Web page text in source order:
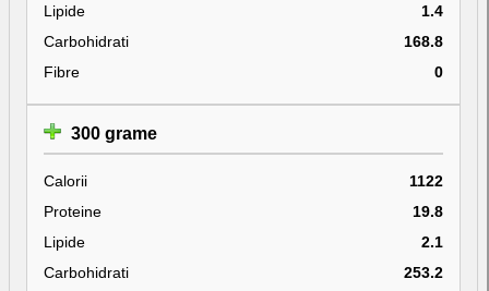
Lipide
1.4
Carbohidrati
168.8
Fibre
0
300 grame
Calorii
1122
Proteine
19.8
Lipide
2.1
Carbohidrati
253.2